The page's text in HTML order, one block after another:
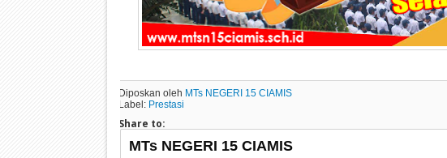
Diposkan oleh MTs NEGERI 15 CIAMIS
Label: Prestasi
Share to:
MTs NEGERI 15 CIAMIS